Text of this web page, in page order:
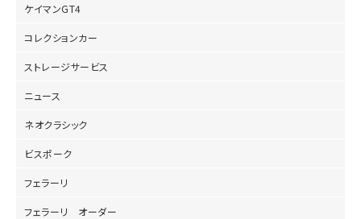
ケイマンGT4
コレクションカー
ストレージサービス
ニュース
ネオクラシック
ビスポーク
フェラーリ
フェラーリ オーダー